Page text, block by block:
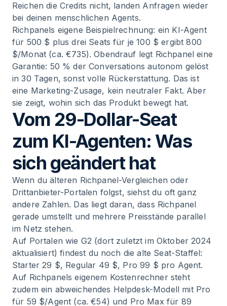
Reichen die Credits nicht, landen Anfragen wieder
bei deinen menschlichen Agents.
Richpanels eigene Beispielrechnung: ein KI-Agent
für 500 $ plus drei Seats für je 100 $ ergibt 800
$/Monat (ca. €735). Obendrauf legt Richpanel eine
Garantie: 50 % der Conversations autonom gelöst
in 30 Tagen, sonst volle Rückerstattung. Das ist
eine Marketing-Zusage, kein neutraler Fakt. Aber
sie zeigt, wohin sich das Produkt bewegt hat.
Vom 29-Dollar-Seat
zum KI-Agenten: Was
sich geändert hat
Wenn du älteren Richpanel-Vergleichen oder
Drittanbieter-Portalen folgst, siehst du oft ganz
andere Zahlen. Das liegt daran, dass Richpanel
gerade umstellt und mehrere Preisstände parallel
im Netz stehen.
Auf Portalen wie G2 (dort zuletzt im Oktober 2024
aktualisiert) findest du noch die alte Seat-Staffel:
Starter 29 $, Regular 49 $, Pro 99 $ pro Agent.
Auf Richpanels eigenem Kostenrechner steht
zudem ein abweichendes Helpdesk-Modell mit Pro
für 59 $/Agent (ca. €54) und Pro Max für 89